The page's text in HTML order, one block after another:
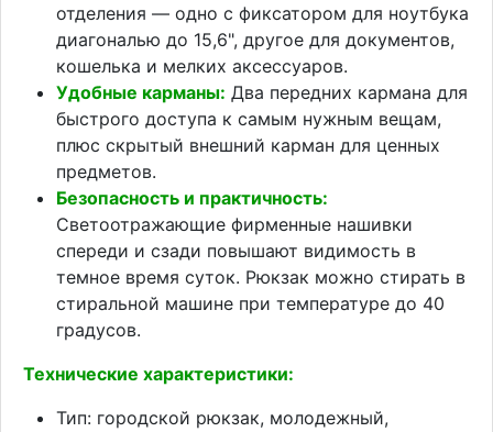
отделения — одно с фиксатором для ноутбука
диагональю до 15,6", другое для документов,
кошелька и мелких аксессуаров.
Удобные карманы: Два передних кармана для
быстрого доступа к самым нужным вещам,
плюс скрытый внешний карман для ценных
предметов.
Безопасность и практичность:
Светоотражающие фирменные нашивки
спереди и сзади повышают видимость в
темное время суток. Рюкзак можно стирать в
стиральной машине при температуре до 40
градусов.
Технические характеристики:
Тип: городской рюкзак, молодежный,